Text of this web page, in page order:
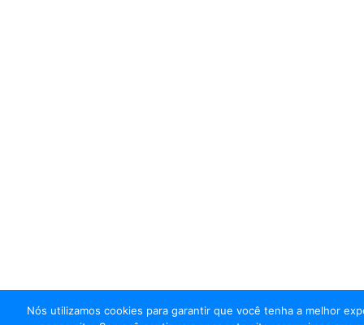
Nós utilizamos cookies para garantir que você tenha a melhor